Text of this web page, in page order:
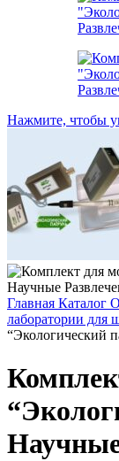
Нажмите, чтобы
Главная Каталог
лаборатории
“Экологический